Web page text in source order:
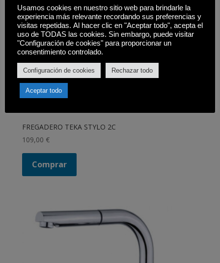
FREGADERO TEKA STYLO 2C
109,00 €
Comprar
Usamos cookies en nuestro sitio web para brindarle la
experiencia más relevante recordando sus preferencias y
visitas repetidas. Al hacer clic en "Aceptar todo", acepta el
uso de TODAS las cookies. Sin embargo, puede visitar
"Configuración de cookies" para proporcionar un
consentimiento controlado.
Configuración de cookies Rechazar todo
Aceptar todo